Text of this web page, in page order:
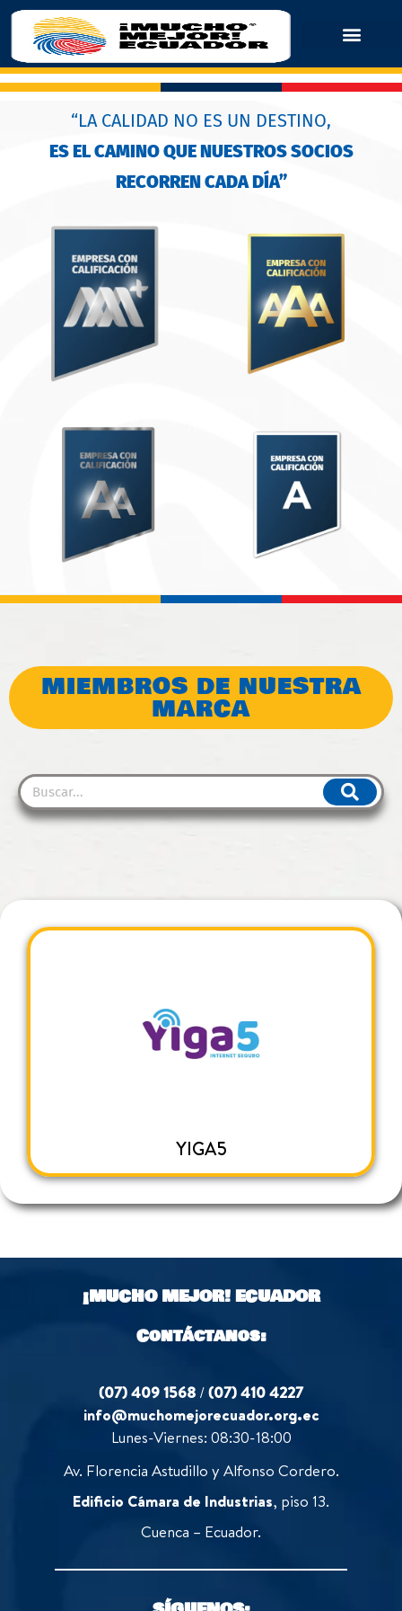
“LA CALIDAD NO ES UN DESTINO,
ES EL CAMINO QUE NUESTROS SOCIOS
RECORREN CADA DÍA”
MIEMBROS DE NUESTRA
MARCA
YIGA5
¡MUCHO MEJOR!ECUADOR
Contáctanos:
(07) 409 1568 /(07) 410 4227
info@muchomejorecuador.org.ec
Lunes-Viernes: 08:30-18:00
Av. Florencia Astudillo y Alfonso Cordero.
Edificio Cámara de Industrias, piso 13.
Cuenca – Ecuador.